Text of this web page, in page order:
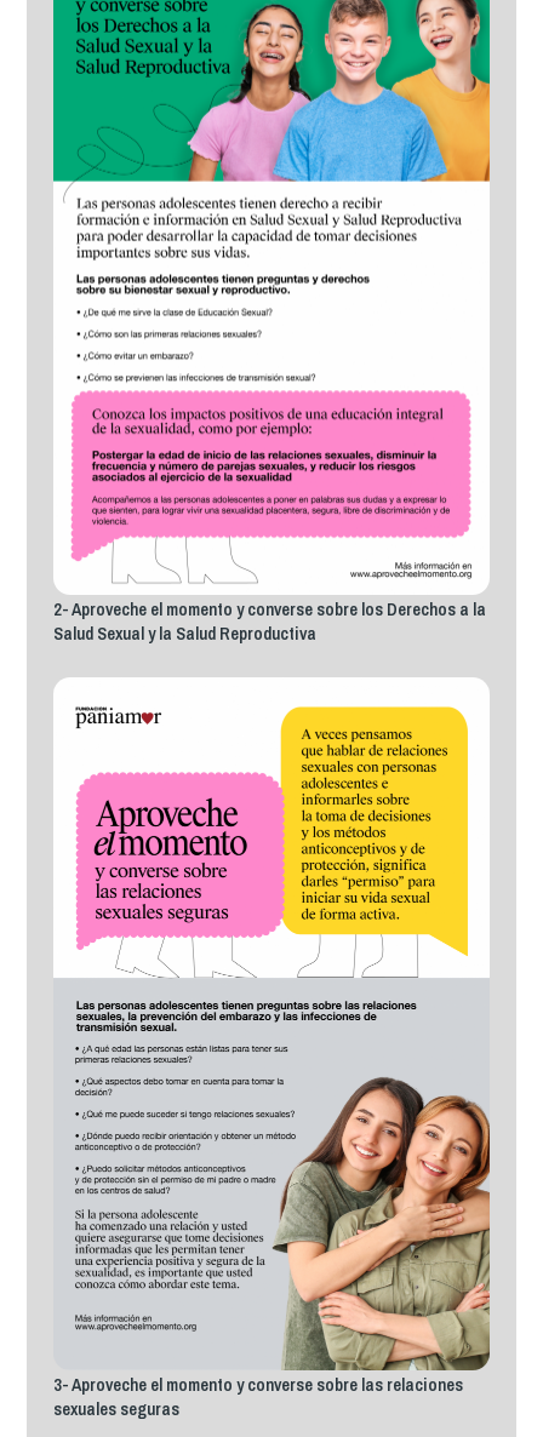
2- Aproveche el momento y converse sobre los Derechos a la
Salud Sexual y la Salud Reproductiva
3- Aproveche el momento y converse sobre las relaciones
sexuales seguras